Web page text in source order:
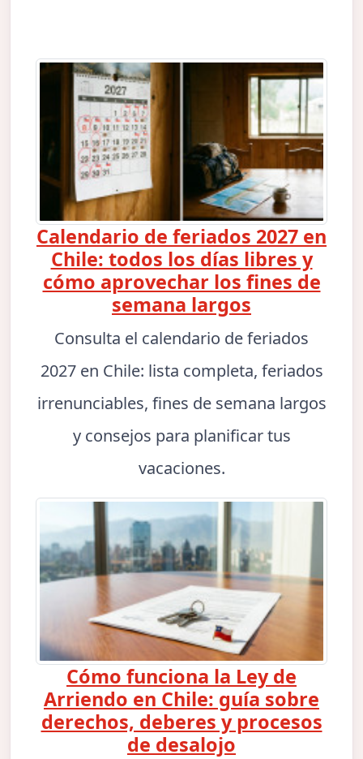
Calendario de feriados 2027 en
Chile: todos los días libres y
cómo aprovechar los fines de
semana largos
Consulta el calendario de feriados
2027 en Chile: lista completa, feriados
irrenunciables, fines de semana largos
y consejos para planificar tus
vacaciones.
Cómo funciona la Ley de
Arriendo en Chile: guía sobre
derechos, deberes y procesos
de desalojo